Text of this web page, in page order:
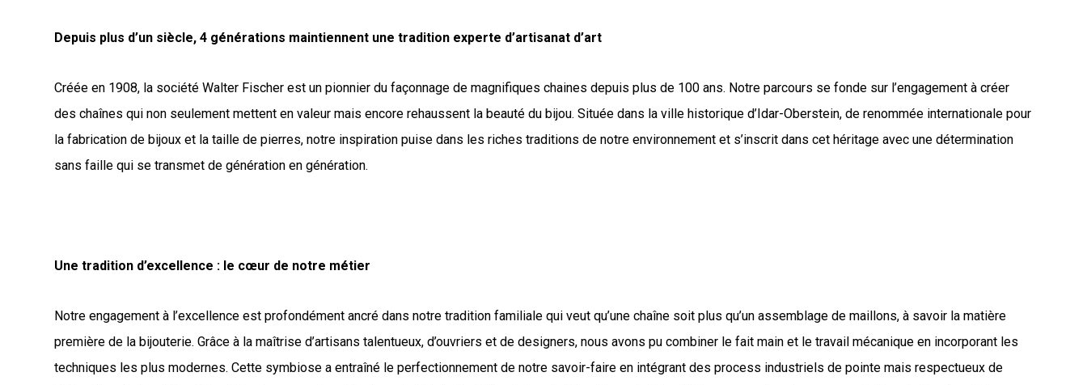
Depuis plus d’un siècle, 4 générations maintiennent une tradition experte d’artisanat d’art
Créée en 1908, la société Walter Fischer est un pionnier du façonnage de magnifiques chaines depuis plus de 100 ans. Notre parcours se fonde sur l’engagement à créer
des chaînes qui non seulement mettent en valeur mais encore rehaussent la beauté du bijou. Située dans la ville historique d’Idar-Oberstein, de renommée internationale pour
la fabrication de bijoux et la taille de pierres, notre inspiration puise dans les riches traditions de notre environnement et s’inscrit dans cet héritage avec une détermination
sans faille qui se transmet de génération en génération.
Une tradition d’excellence : le cœur de notre métier
Notre engagement à l’excellence est profondément ancré dans notre tradition familiale qui veut qu’une chaîne soit plus qu’un assemblage de maillons, à savoir la matière
première de la bijouterie. Grâce à la maîtrise d’artisans talentueux, d’ouvriers et de designers, nous avons pu combiner le fait main et le travail mécanique en incorporant les
techniques les plus modernes. Cette symbiose a entraîné le perfectionnement de notre savoir-faire en intégrant des process industriels de pointe mais respectueux de